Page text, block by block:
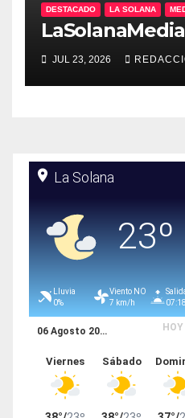
DESTACADO LA SOLANA
JUL 23, 2026